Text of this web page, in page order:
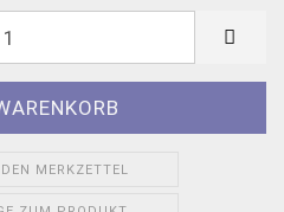
MERKZETTEL